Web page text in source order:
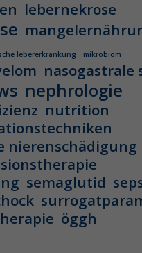
lebernekrose
lebererkrankung mikrobiom
nasogastrale
nephrologie
nutrition
nierenschädigung
semaglutid
öggh